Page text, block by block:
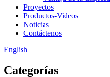
Proyectos
Productos-Videos
Noticias
Contáctenos
English
Categorías